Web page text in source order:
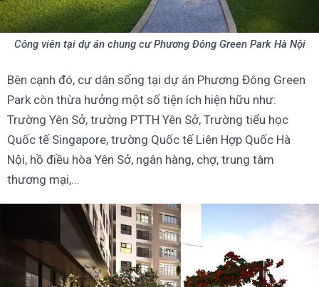
Công viên tại dự án chung cư Phương Đông Green Park Hà Nội
Bên cạnh đó, cư dân sống tại dự án Phương Đông Green
Park còn thừa hưởng một số tiện ích hiện hữu như:
Trường Yên Sở, trường PTTH Yên Sở, Trường tiểu học
Quốc tế Singapore, trường Quốc tế Liên Hợp Quốc Hà
Nội, hồ điều hòa Yên Sở, ngân hàng, chợ, trung tâm
thương mại,...